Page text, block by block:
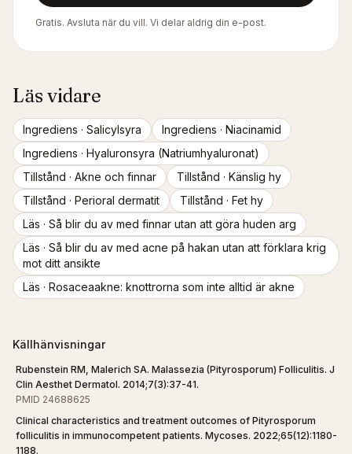
Gratis. Avsluta när du vill. Vi delar aldrig din e-post.
Läs vidare
Ingrediens · Salicylsyra Ingrediens · Niacinamid
Ingrediens · Hyaluronsyra (Natriumhyaluronat)
Tillstånd · Akne och finnar Tillstånd · Känslig hy
Tillstånd · Perioral dermatit Tillstånd · Fet hy
Läs · Så blir du av med finnar utan att göra huden arg
Läs · Så blir du av med acne på hakan utan att förklara krig
mot ditt ansikte
Läs · Rosaceaakne: knottrorna som inte alltid är akne
Källhänvisningar
Rubenstein RM, Malerich SA. Malassezia (Pityrosporum) Folliculitis. J
Clin Aesthet Dermatol. 2014;7(3):37-41.
PMID 24688625
Clinical characteristics and treatment outcomes of Pityrosporum
folliculitis in immunocompetent patients. Mycoses. 2022;65(12):1180-
1188.